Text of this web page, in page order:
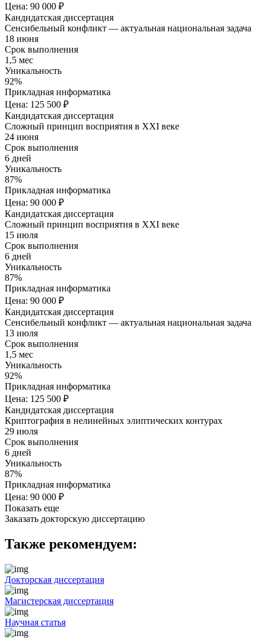
Цена: 90 000 ₽
Кандидатская диссертация
Сенсибельный конфликт — актуальная национальная задача
18 июня
Срок выполнения
1,5 мес
Уникальность
92%
Прикладная информатика
Цена: 125 500 ₽
Кандидатская диссертация
Сложный принцип восприятия в XXI веке
24 июня
Срок выполнения
6 дней
Уникальность
87%
Прикладная информатика
Цена: 90 000 ₽
Кандидатская диссертация
Сложный принцип восприятия в XXI веке
15 июля
Срок выполнения
6 дней
Уникальность
87%
Прикладная информатика
Цена: 90 000 ₽
Кандидатская диссертация
Сенсибельный конфликт — актуальная национальная задача
13 июля
Срок выполнения
1,5 мес
Уникальность
92%
Прикладная информатика
Цена: 125 500 ₽
Кандидатская диссертация
Криптография в нелинейных элиптических контурах
29 июля
Срок выполнения
6 дней
Уникальность
87%
Прикладная информатика
Цена: 90 000 ₽
Показать еще
Заказать докторскую диссертацию
Также рекомендуем:
Докторская диссертация
Магистерская диссертация
Научная статья